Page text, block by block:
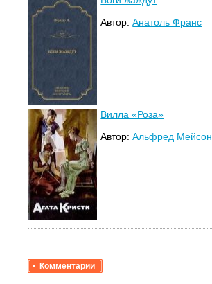
Автор:Анатоль Франс
Вилла «Роза»
Автор:Альфред Мейсон
Комментарии